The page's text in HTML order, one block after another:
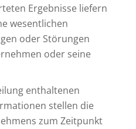
Ergebnisse liefern
wesentlichen
oder Störungen
oder seine
enthaltenen
stellen die
zum Zeitpunkt